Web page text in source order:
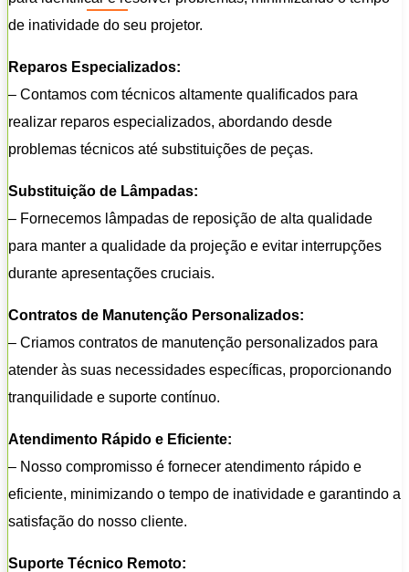
de inatividade do seu projetor.
Reparos Especializados:
– Contamos com técnicos altamente qualificados para
realizar reparos especializados, abordando desde
problemas técnicos até substituições de peças.
Substituição de Lâmpadas:
– Fornecemos lâmpadas de reposição de alta qualidade
para manter a qualidade da projeção e evitar interrupções
durante apresentações cruciais.
Contratos de Manutenção Personalizados:
– Criamos contratos de manutenção personalizados para
atender às suas necessidades específicas, proporcionando
tranquilidade e suporte contínuo.
Atendimento Rápido e Eficiente:
– Nosso compromisso é fornecer atendimento rápido e
eficiente, minimizando o tempo de inatividade e garantindo a
satisfação do nosso cliente.
Suporte Técnico Remoto: